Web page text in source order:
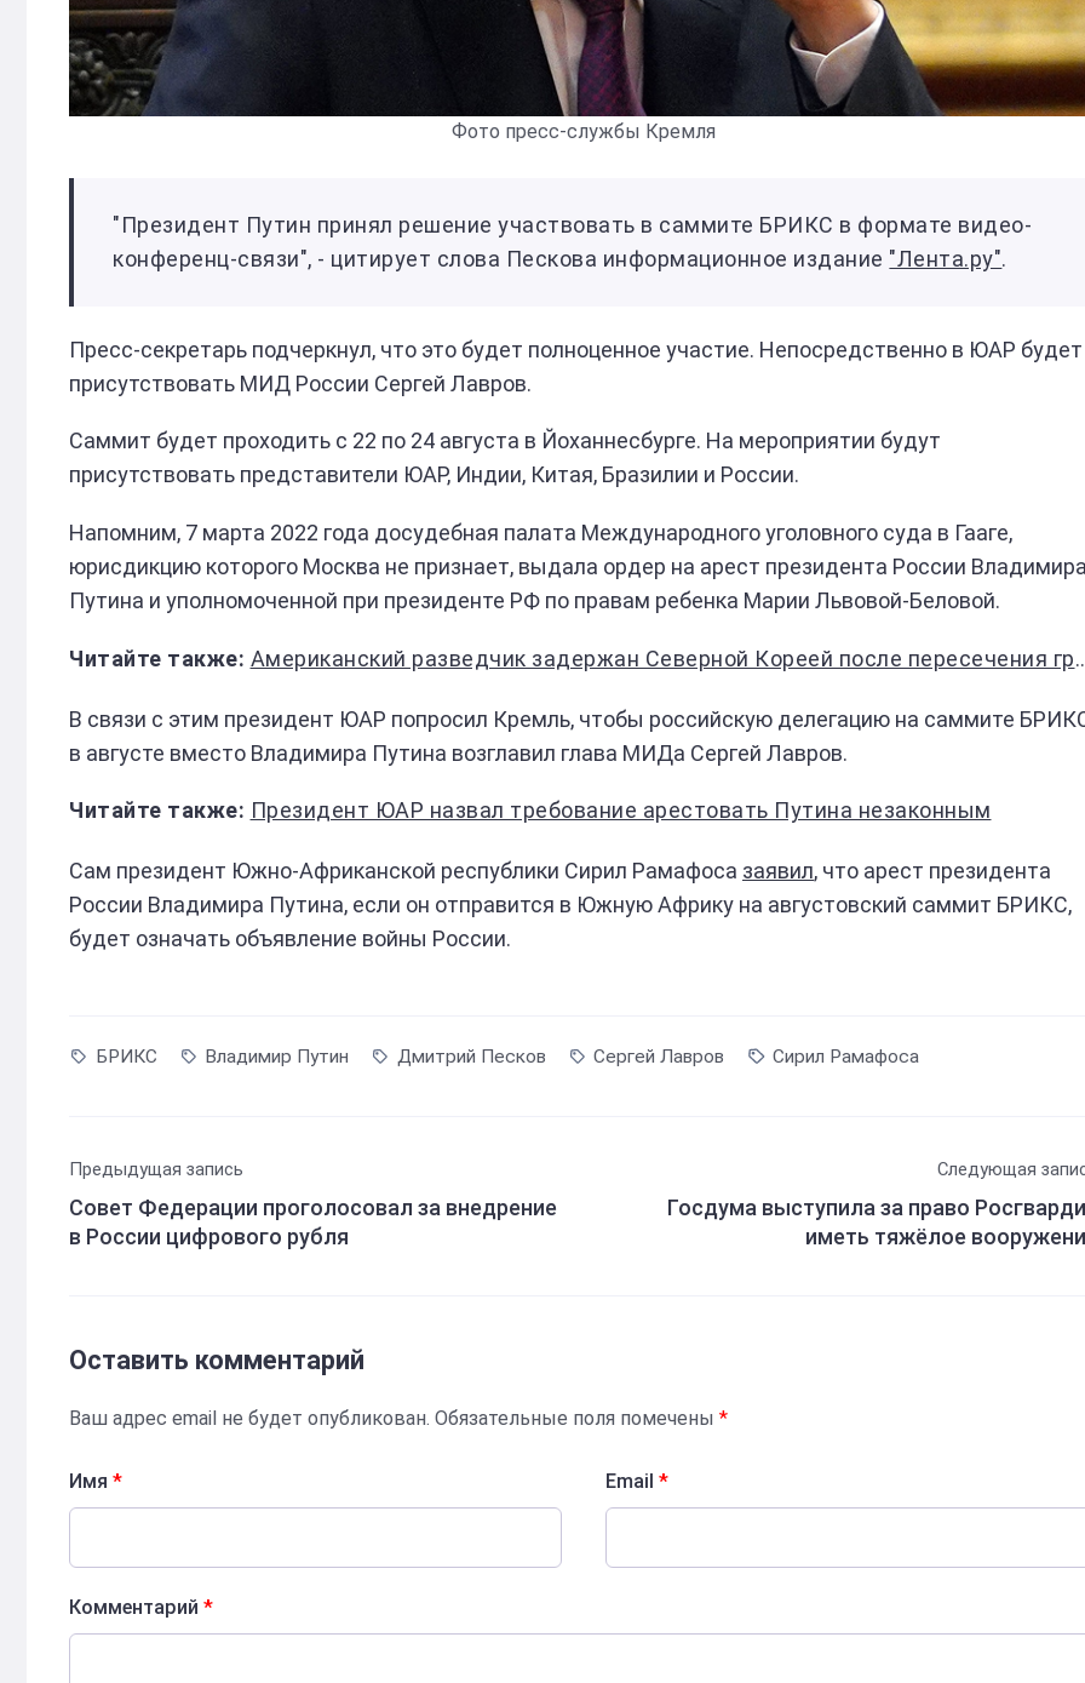
Фото пресс-службы Кремля
"Президент Путин принял решение участвовать в саммите БРИКС в формате видео-
конференц-связи", - цитирует слова Пескова информационное издание "Лента.ру".
Пресс-секретарь подчеркнул, что это будет полноценное участие. Непосредственно в ЮАР будет
присутствовать МИД России Сергей Лавров.
Саммит будет проходить с 22 по 24 августа в Йоханнесбурге. На мероприятии будут
присутствовать представители ЮАР, Индии, Китая, Бразилии и России.
Напомним, 7 марта 2022 года досудебная палата Международного уголовного суда в Гааге,
юрисдикцию которого Москва не признает, выдала ордер на арест президента России
Путина и уполномоченной при президенте РФ по правам ребенка Марии Львовой-Беловой.
Американский разведчик задержан Северной Кореей после пересечения границы
В связи с этим президент ЮАР попросил Кремль, чтобы российскую делегацию на саммите
в августе вместо Владимира Путина возглавил глава МИДа Сергей Лавров.
Президент ЮАР назвал требование арестовать Путина незаконным
Сам президент Южно-Африканской республики Сирил Рамафоса заявил, что арест президента
России Владимира Путина, если он отправится в Южную Африку на августовский саммит БРИКС,
будет означать объявление войны России.
БРИКС Владимир Путин Дмитрий Песков Сергей Лавров Сирил Рамафоса
Предыдущая запись
Совет Федерации проголосовал за внедрение
в России цифрового рубля
Следующая
Госдума выступила за право
иметь тяжёлое
Оставить комментарий
Ваш адрес email не будет опубликован. Обязательные поля помечены *
Имя * Email*
Комментарий *